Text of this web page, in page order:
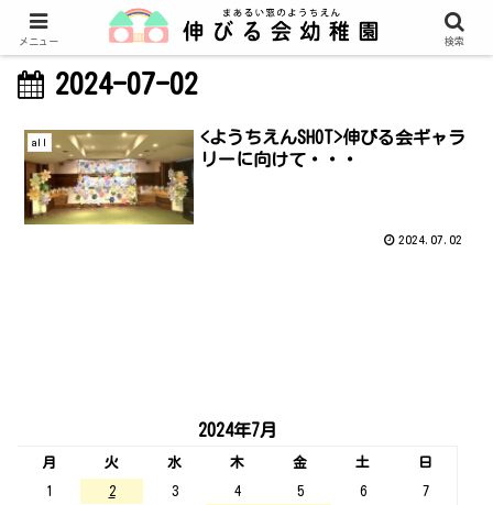
2024-07-02
all
<ようちえんSHOT>伸びる会ギャラ
リーに向けて・・・
2024.07.02
2024年7月
月 火 水 木 金 土
日
1
2 3 4 5 6
7
メニュー 検索